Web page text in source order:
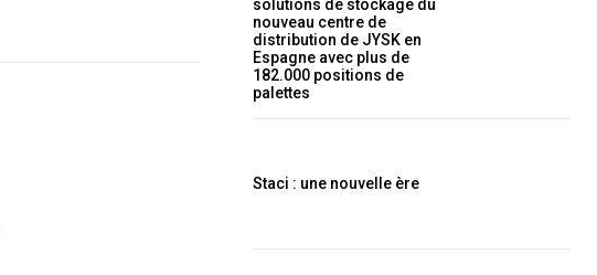
solutions de stockage du
nouveau centre de
distribution de JYSK en
Espagne avec plus de
182.000 positions de
palettes
Staci : une nouvelle ère